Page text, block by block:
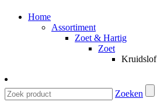
Home
Assortiment
Zoet & Hartig
Zoet
Kruidslof
Zoeken